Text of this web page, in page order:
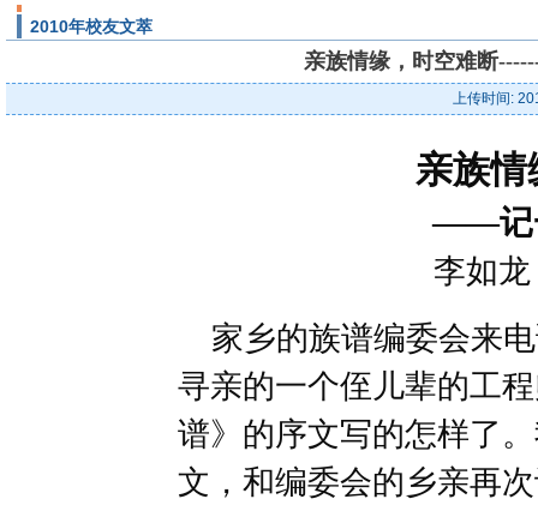
2010年校友文萃
亲族情缘，时空难断
上传时间:
亲族
——记
李如
家乡的族谱编委会来
寻亲的一个侄儿辈的工
谱》的序文写的怎样了
文，和编委会的乡亲再